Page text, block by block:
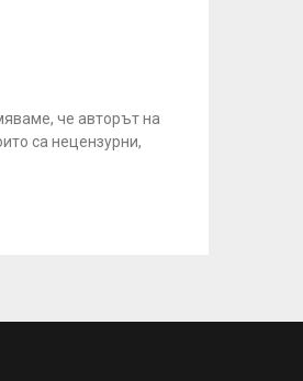
че авторът на
са нецензурни,